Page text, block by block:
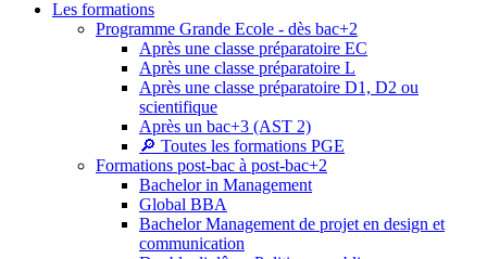
Les formations
Programme Grande Ecole - dès bac+2
Après une classe préparatoire EC
Après une classe préparatoire L
Après une classe préparatoire D1, D2 ou
scientifique
Après un bac+3 (AST 2)
🔎 Toutes les formations PGE
Formations post-bac à post-bac+2
Bachelor in Management
Global BBA
Bachelor Management de projet en design et
communication